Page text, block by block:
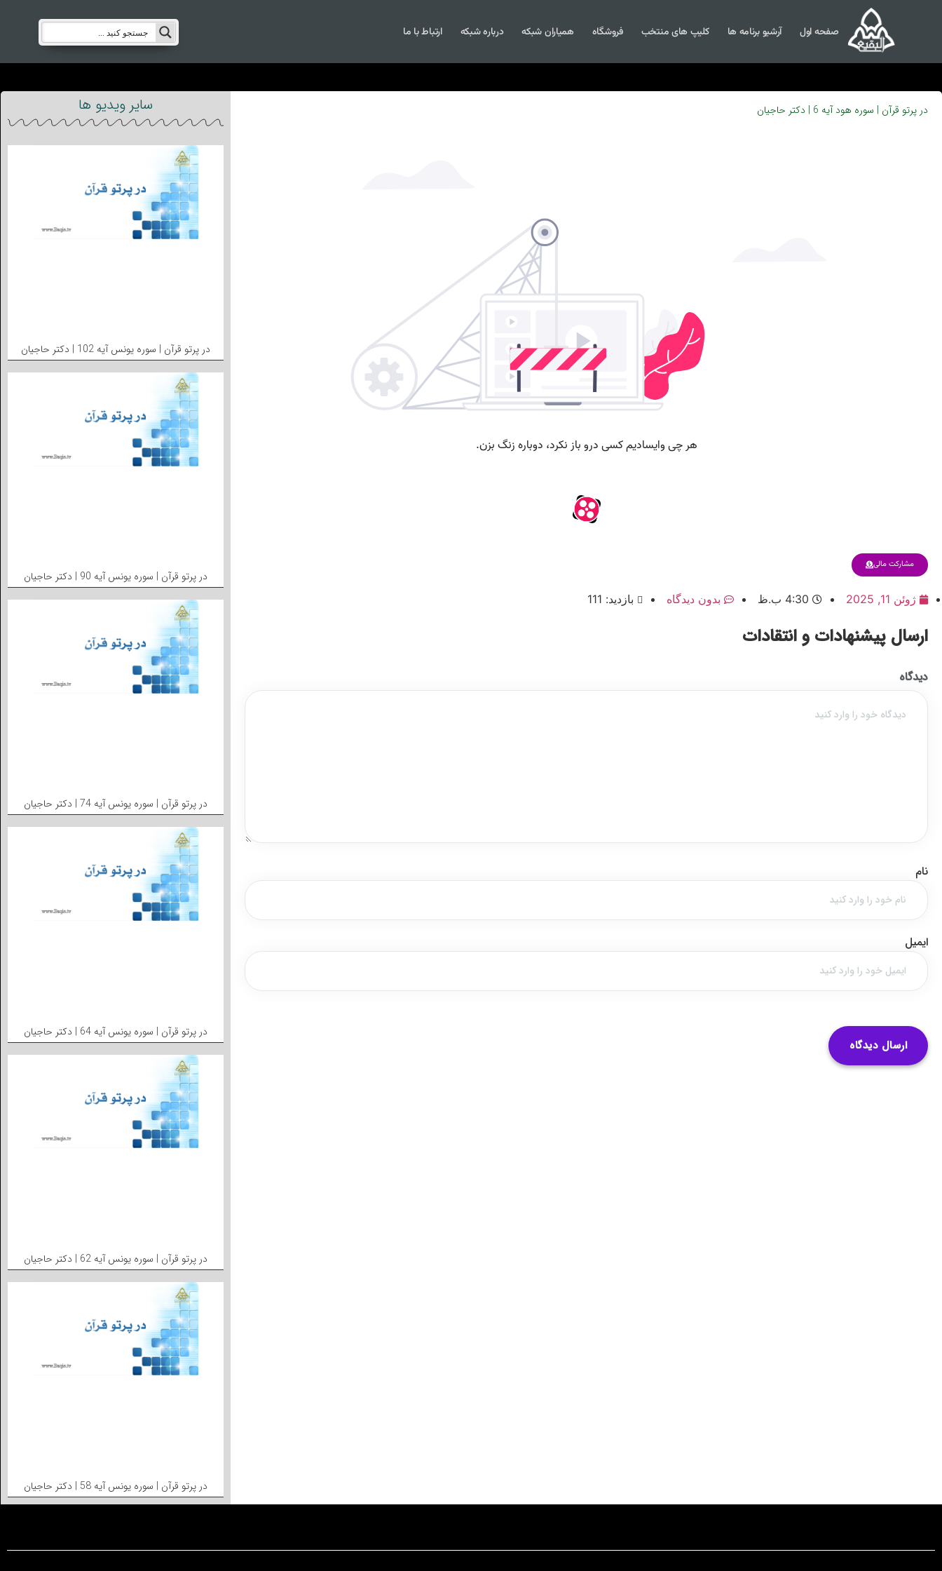
صفحه اول آرشیو برنامه ها کلیپ های منتخب فروشگاه همیاران شبکه درباره شبکه ارتباط با ما
در پرتو قرآن | سوره هود آیه 6 | دکتر حاجیان
مشارکت مالی
ژوئن 11, 2025 4:30 ب.ظ بدون دیدگاه بازدید: 111
ارسال پیشنهادات و انتقادات
دیدگاه
نام
ایمیل
سایر ویدیو ها
در پرتو قرآن | سوره یونس آیه 102 | دکتر حاجیان
در پرتو قرآن | سوره یونس آیه 90 | دکتر حاجیان
در پرتو قرآن | سوره یونس آیه 74 | دکتر حاجیان
در پرتو قرآن | سوره یونس آیه 64 | دکتر حاجیان
در پرتو قرآن | سوره یونس آیه 62 | دکتر حاجیان
در پرتو قرآن | سوره یونس آیه 58 | دکتر حاجیان